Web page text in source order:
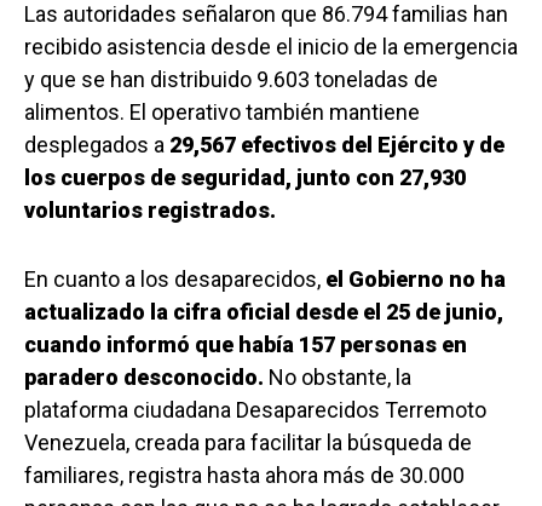
Las autoridades señalaron que 86.794 familias han
recibido asistencia desde el inicio de la emergencia
y que se han distribuido 9.603 toneladas de
alimentos. El operativo también mantiene
desplegados a 29,567 efectivos del Ejército y de
los cuerpos de seguridad, junto con 27,930
voluntarios registrados.
En cuanto a los desaparecidos, el Gobierno no ha
actualizado la cifra oficial desde el 25 de junio,
cuando informó que había 157 personas en
paradero desconocido. No obstante, la
plataforma ciudadana Desaparecidos Terremoto
Venezuela, creada para facilitar la búsqueda de
familiares, registra hasta ahora más de 30.000